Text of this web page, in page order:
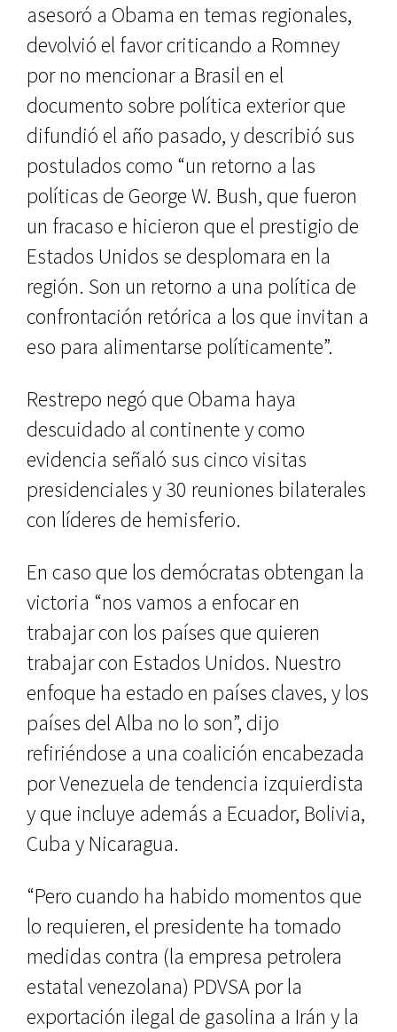
asesoró a Obama en temas regionales,
devolvió el favor criticando a Romney
por no mencionar a Brasil en el
documento sobre política exterior que
difundió el año pasado, y describió sus
postulados como “un retorno a las
políticas de George W. Bush, que fueron
un fracaso e hicieron que el prestigio de
Estados Unidos se desplomara en la
región. Son un retorno a una política de
confrontación retórica a los que invitan a
eso para alimentarse políticamente”.
Restrepo negó que Obama haya
descuidado al continente y como
evidencia señaló sus cinco visitas
presidenciales y 30 reuniones bilaterales
con líderes de hemisferio.
En caso que los demócratas obtengan la
victoria “nos vamos a enfocar en
trabajar con los países que quieren
trabajar con Estados Unidos. Nuestro
enfoque ha estado en países claves, y los
países del Alba no lo son”, dijo
refiriéndose a una coalición encabezada
por Venezuela de tendencia izquierdista
y que incluye además a Ecuador, Bolivia,
Cuba y Nicaragua.
“Pero cuando ha habido momentos que
lo requieren, el presidente ha tomado
medidas contra (la empresa petrolera
estatal venezolana) PDVSA por la
exportación ilegal de gasolina a Irán y la